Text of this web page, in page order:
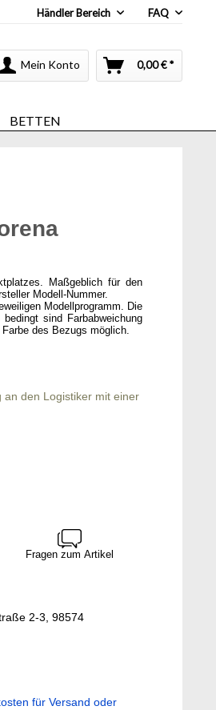
Händler Bereich FAQ
Mein Konto 0,00 € *
BETTEN
Maßgeblich für den
Modell-Nummer.
Modellprogramm. Die
sind Farbabweichung
des Bezugs möglich.
an den Logistiker mit einer
Fragen zum Artikel
2-3, 98574
für Versand oder